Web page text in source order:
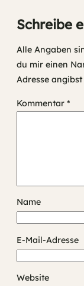
Schreibe
Alle Angaben
du mir einen
Adresse
Kommentar *
Name
E-Mail-Adresse
Website